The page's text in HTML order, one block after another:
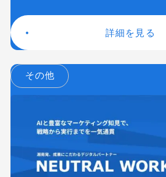
詳細を見る
その他